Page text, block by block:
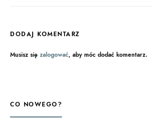
DODAJ KOMENTARZ
Musisz się zalogować, aby móc dodać komentarz.
CO NOWEGO?